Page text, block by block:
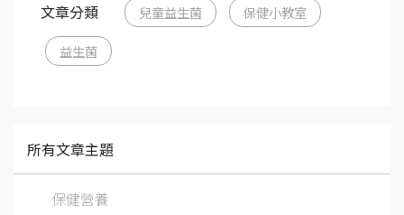
文章分類 兒童益生菌 保健小教室
益生菌
所有文章主題
保健營養